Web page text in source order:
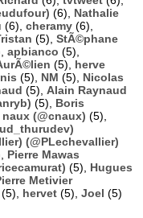
(6), Nathalie
(6), cheramy (6),
(5), StÃ©phane
apbianco (5),
(5), herve
(5), NM (5), Nicolas
(5), Alain Raynaud
(5), Boris
(@cnaux) (5),
(@PLechevallier)
Pierre Mawas
(5), Hugues
Metivier
(5), hervet (5), Joel (5)